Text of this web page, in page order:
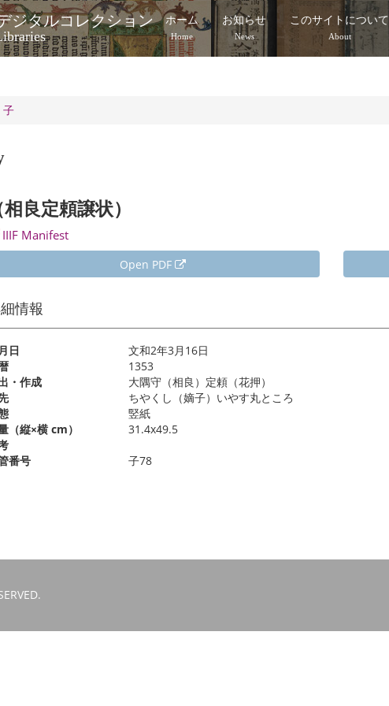
ジタルコレクション ホーム
Home
お知らせ
News
このサイトについて
About
子
相良定頼譲状）
IIIF Manifest
Open PDF
情報
日
文和2年3月16日
1353
・作成
大隅守（相良）定頼（花押）
ちやくし（嫡子）いやす丸ところ
竪紙
（縦×横 cm）
31.4x49.5
番号
子78